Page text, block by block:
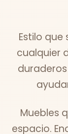
Estilo
cualquier
Muebles
espacio.